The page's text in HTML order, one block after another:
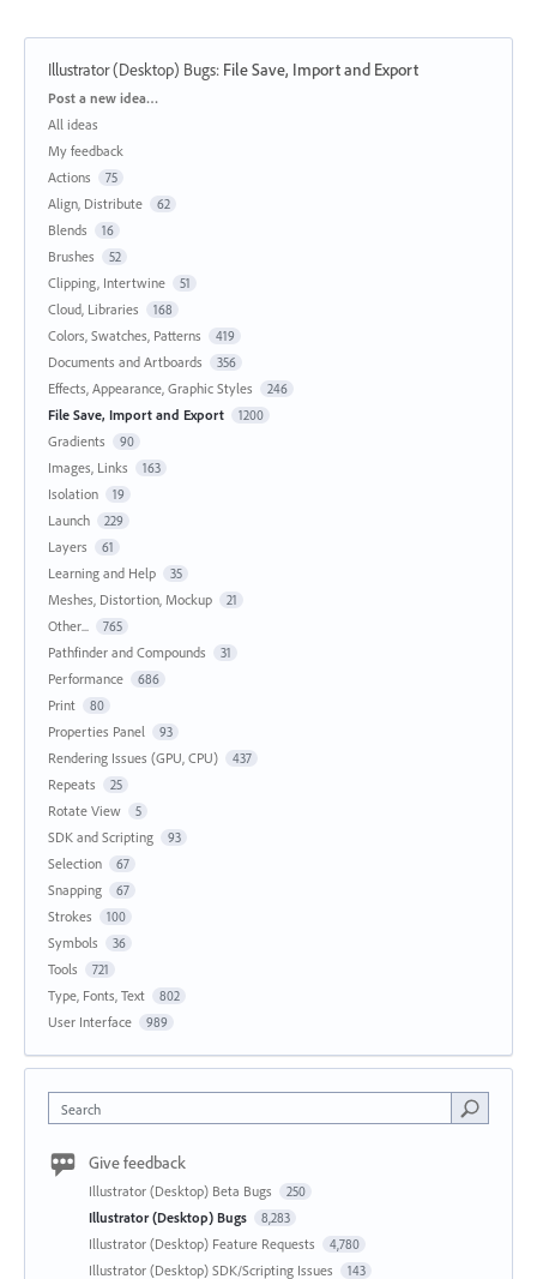
Illustrator (Desktop) Bugs: File Save, Import and Export
Categories
Post a new idea…
All ideas
My feedback
Actions
75
Align, Distribute 62
Blends 16
Brushes 52
Clipping, Intertwine 51
Cloud, Libraries 168
Colors, Swatches, Patterns 419
Documents and Artboards 356
Effects, Appearance, Graphic Styles 246
File Save, Import and Export 1200
Gradients 90
Images, Links 163
Isolation 19
Launch 229
Layers 61
Learning and Help 35
Meshes, Distortion, Mockup 21
Other... 765
Pathfinder and Compounds 31
Performance 686
Print 80
Properties Panel 93
Rendering Issues (GPU, CPU) 437
Repeats 25
Rotate View 5
SDK and Scripting 93
Selection 67
Snapping 67
Strokes 100
Symbols 36
Tools 721
Type, Fonts, Text 802
User Interface 989
Search
Give feedback
Illustrator (Desktop) Beta Bugs 250
Illustrator (Desktop) Bugs 8,283
Illustrator (Desktop) Feature Requests 4,780
Illustrator (Desktop) SDK/Scripting Issues 143